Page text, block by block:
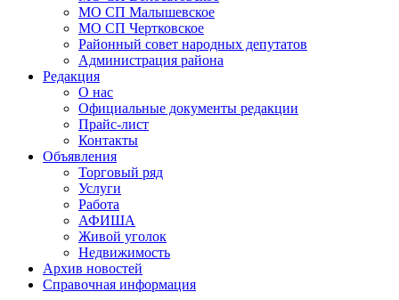
МО СП Малышевское
МО СП Чертковское
Районный совет народных депутатов
Администрация района
Редакция
О нас
Официальные документы редакции
Прайс-лист
Контакты
Объявления
Торговый ряд
Услуги
Работа
АФИША
Живой уголок
Недвижимость
Архив новостей
Справочная информация